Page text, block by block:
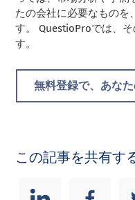
たの会社に必要なものを
す。 QuestioProでは、
す。
無料登録で、あな
この記事を共有す